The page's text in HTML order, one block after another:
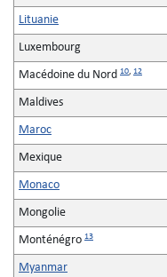
Lituanie
Luxembourg
Macédoine du Nord 10, 12
Maldives
Maroc
Mexique
Monaco
Mongolie
Monténégro 13
Myanmar